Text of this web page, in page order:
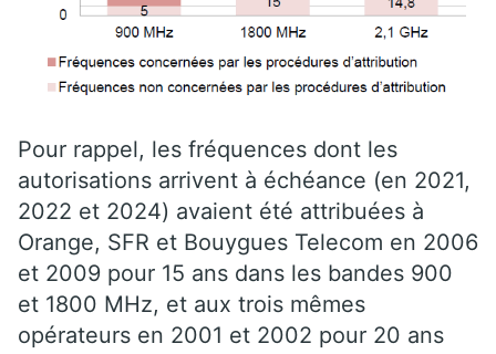
Pour rappel, les fréquences dont les
autorisations arrivent à échéance (en 2021,
2022 et 2024) avaient été attribuées à
Orange, SFR et Bouygues Telecom en 2006
et 2009 pour 15 ans dans les bandes 900
et 1800 MHz, et aux trois mêmes
opérateurs en 2001 et 2002 pour 20 ans